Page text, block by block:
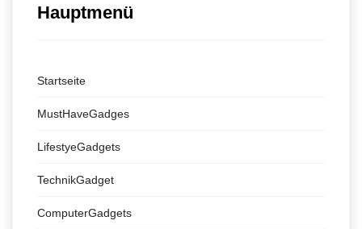
Hauptmenü
Startseite
MustHaveGadges
LifestyeGadgets
TechnikGadget
ComputerGadgets